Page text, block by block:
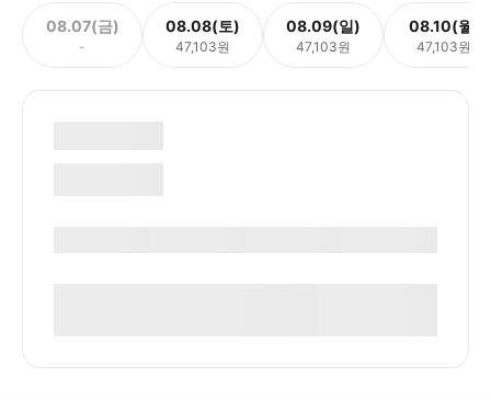
08.07(금)
-
08.08(토)
47,103원
08.09(일)
47,103원
08.10(월)
47,103원